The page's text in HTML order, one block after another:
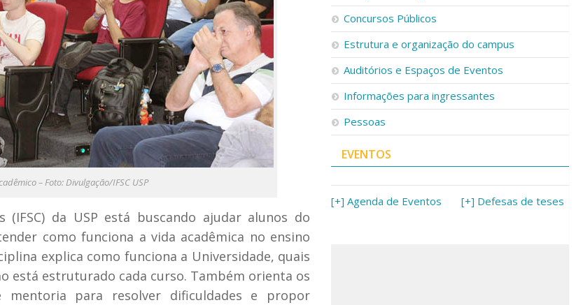
– Foto: Divulgação/IFSC USP
da USP está buscando ajudar alunos do
como funciona a vida acadêmica no ensino
explica como funciona a Universidade, quais
está estruturado cada curso. Também orienta os
mentoria para resolver dificuldades e propor
Concursos Públicos
Estrutura e organização do campus
Auditórios e Espaços de Eventos
Informações para ingressantes
Pessoas
EVENTOS
[+] Agenda de Eventos [+] Defesas de teses